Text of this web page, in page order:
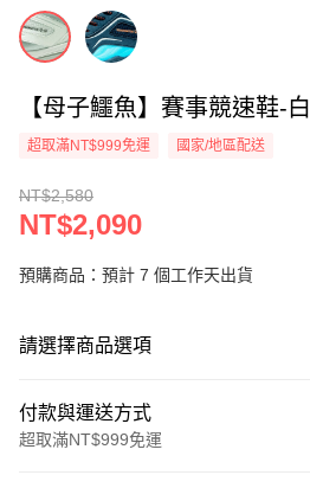
【母子鱷魚】賽事競速鞋-白
超取滿NT$999免運 國家/地區配送
NT$2,580
NT$2,090
預購商品：預計 7 個工作天出貨
請選擇商品選項
付款與運送方式
超取滿NT$999免運